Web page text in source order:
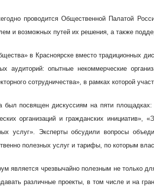
проводится Общественной Палатой
и возможных путей их решения, а также
в Красноярске вместо традиционных
аудиторий: опытные некоммерческие
сотрудничества», в рамках которой
был посвящен дискуссиям на пяти
организаций и гражданских
услуг». Эксперты обсудили вопросы
полезных услуг и тарифы, по которым
является чрезвычайно полезным не только
различные проекты, в том числе и на